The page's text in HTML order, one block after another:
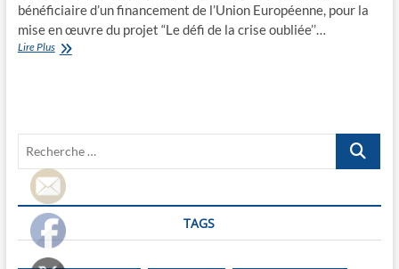
bénéficiaire d’un financement de l’Union Européenne, pour la
mise en œuvre du projet “Le défi de la crise oubliée’’…
Lire PlusL’Association
Recherche
TAGS